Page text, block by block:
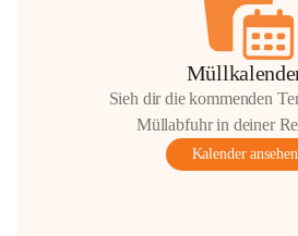
Sieh dir die kommenden
Müllabfuhr in deiner
Kalender ansehen